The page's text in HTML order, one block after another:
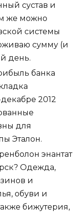
сустав и
же можно
системы
сумму (и
день.
банка
2012
для
Эталон.
энантат
Одежда,
и
обуви и
бижутерия,